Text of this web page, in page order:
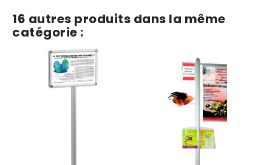
16 autres produits dans la même
catégorie :